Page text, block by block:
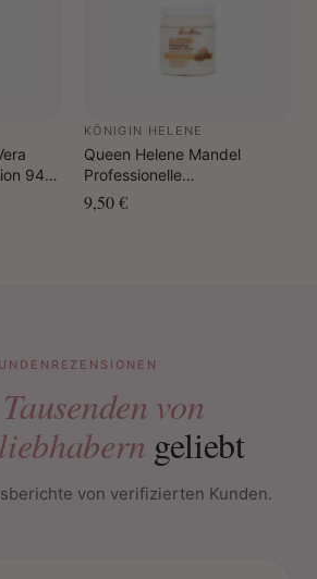
946
KÖNIGIN HELENE
Queen Helene Mandel
Professionelle
Massagecreme 425 g.
9,50 €
von
geliebt
von verifizierten Kunden.